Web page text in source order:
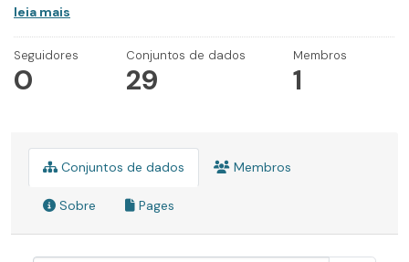
leia mais
Seguidores
0
Conjuntos de dados
29
Membros
1
Conjuntos de dados Membros
Sobre Pages